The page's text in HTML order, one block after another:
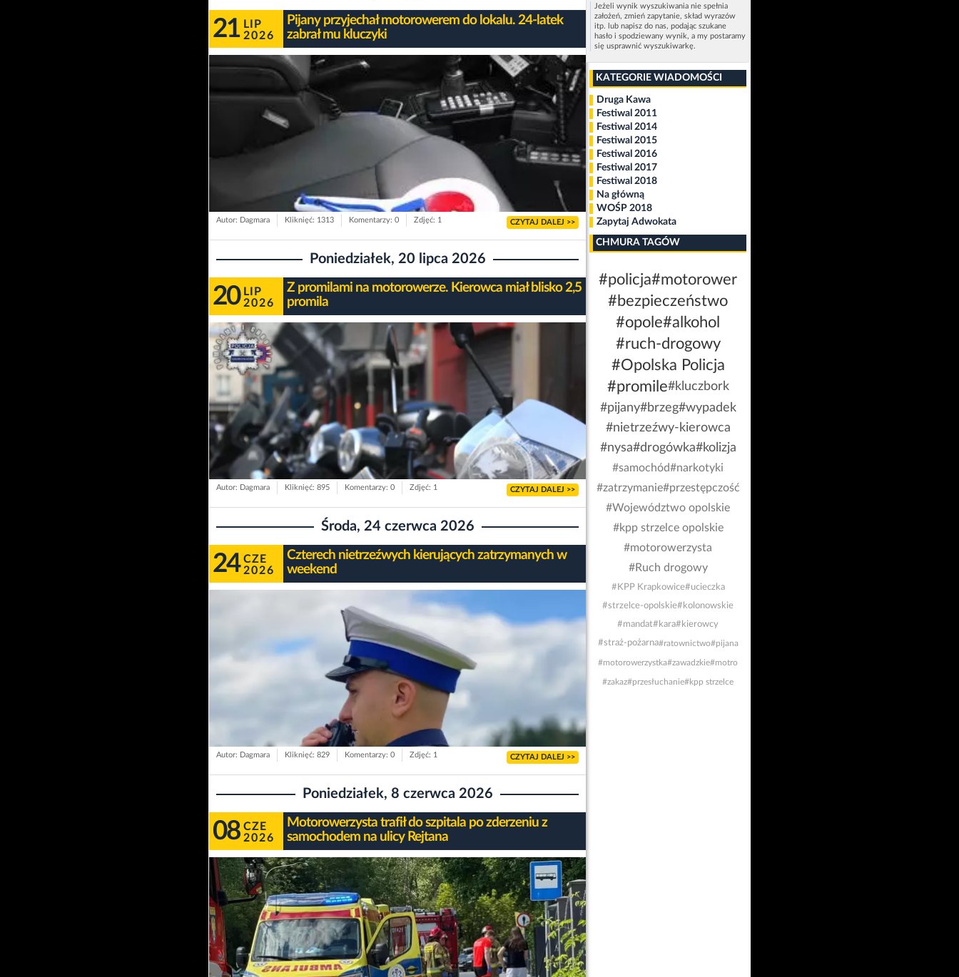
21 LIP
2026
Pijany przyjechał motorowerem do lokalu. 24-latek
zabrał mu kluczyki
Autor: Dagmara Kliknięć: 1313 Komentarzy: 0 Zdjęć: 1 CZYTAJ DALEJ >>
Poniedziałek, 20 lipca 2026
20 LIP
2026
Z promilami na motorowerze. Kierowca miał blisko 2,5
promila
Autor: Dagmara Kliknięć: 895 Komentarzy: 0 Zdjęć: 1 CZYTAJ DALEJ >>
Środa, 24 czerwca 2026
24 CZE
2026
Czterech nietrzeźwych kierujących zatrzymanych w
weekend
Autor: Dagmara Kliknięć: 829 Komentarzy: 0 Zdjęć: 1 CZYTAJ DALEJ >>
Poniedziałek, 8 czerwca 2026
08 CZE
2026
Motorowerzysta trafił do szpitala po zderzeniu z
samochodem na ulicy Rejtana
Jeżeli wynik wyszukiwania nie spełnia
założeń, zmień zapytanie, skład wyrazów
itp. lub napisz do nas, podając szukane
hasło i spodziewany wynik, a my postaramy
się usprawnić wyszukiwarkę.
KATEGORIE WIADOMOŚCI
Druga Kawa
Festiwal 2011
Festiwal 2014
Festiwal 2015
Festiwal 2016
Festiwal 2017
Festiwal 2018
Na główną
WOŚP 2018
Zapytaj Adwokata
CHMURA TAGÓW
#policja#motorower
#bezpieczeństwo
#opole#alkohol
#ruch-drogowy
#Opolska Policja
#promile#kluczbork
#pijany#brzeg#wypadek
#nietrzeźwy-kierowca
#nysa#drogówka#kolizja
#samochód#narkotyki
#zatrzymanie#przestępczość
#Województwo opolskie
#kpp strzelce opolskie
#motorowerzysta
#Ruch drogowy
#KPP Krapkowice#ucieczka
#strzelce-opolskie#kolonowskie
#mandat#kara#kierowcy
#straż-pożarna#ratownictwo#pijana
#motorowerzystka#zawadzkie#motro
#zakaz#przesłuchanie#kpp strzelce